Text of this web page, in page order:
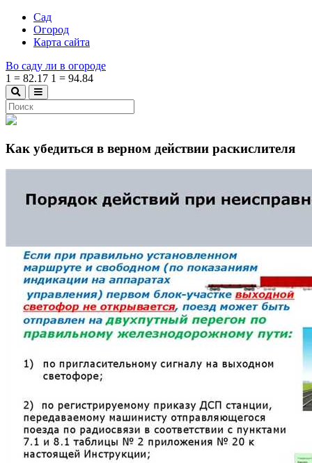
Сад
Огород
Карта сайта
Во саду ли в огороде
1 = 82.17 1 = 94.84
Как убедиться в верном действии раскислителя